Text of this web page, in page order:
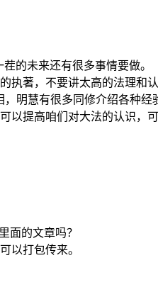
的未来还有很多事情要做。
执著，不要讲太高的法理
明慧有很多同修介绍各种经
以提高咱们对大法的认识，
面的文章吗？
以打包传来。